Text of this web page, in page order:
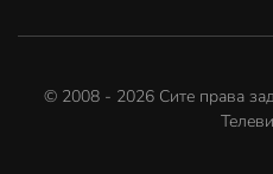
© 2008 - 2026 Сите права